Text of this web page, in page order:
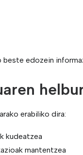
beste edozein
erabiliko dira:
kudeatzea
mantentzea